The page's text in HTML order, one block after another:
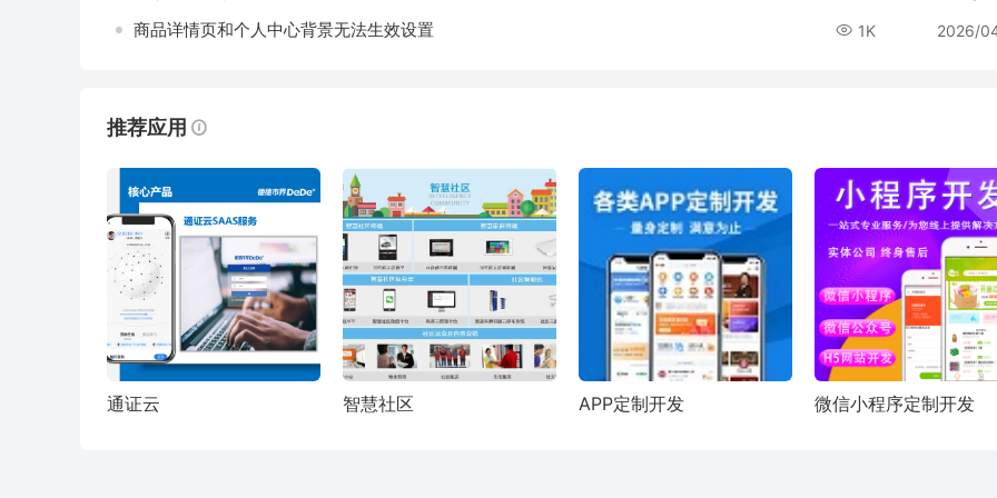
商品详情页和个人中心背景无法生效设置 1K 2026/
推荐应用
通证云 智慧社区 APP定制开发 微信小程序定制开发